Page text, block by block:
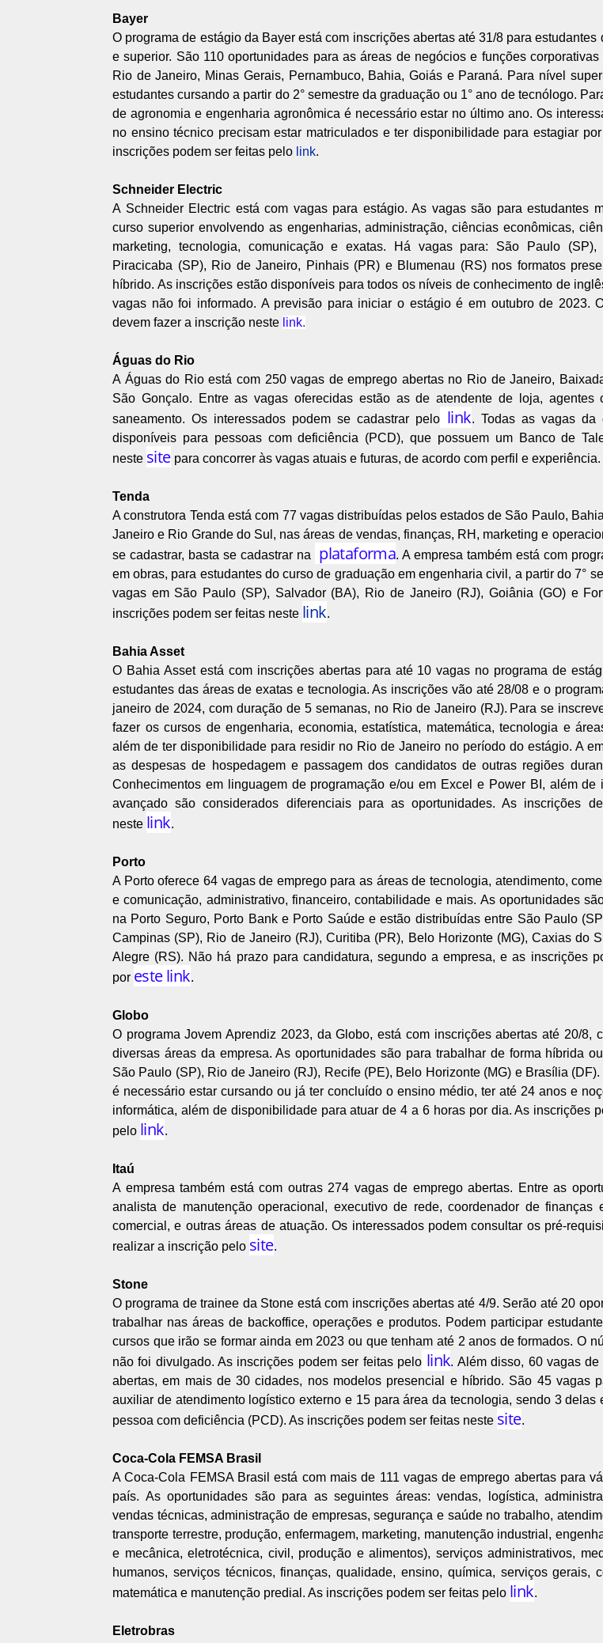
Bayer
O programa de estágio da Bayer está com inscrições abertas até 31/8 para estudantes
e superior. São 110 oportunidades para as áreas de negócios e funções
Rio de Janeiro, Minas Gerais, Pernambuco, Bahia, Goiás e Paraná. Para nível
estudantes cursando a partir do 2° semestre da graduação ou 1° ano de tecnólogo.
de agronomia e engenharia agronômica é necessário estar no último ano. Os
no ensino técnico precisam estar matriculados e ter disponibilidade para estagiar
inscrições podem ser feitas pelo link.
Schneider Electric
A Schneider Electric está com vagas para estágio. As vagas são para estudantes
curso superior envolvendo as engenharias, administração, ciências econômicas,
marketing, tecnologia, comunicação e exatas. Há vagas para: São Paulo (SP),
Piracicaba (SP), Rio de Janeiro, Pinhais (PR) e Blumenau (RS) nos formatos
híbrido. As inscrições estão disponíveis para todos os níveis de conhecimento de
vagas não foi informado. A previsão para iniciar o estágio é em outubro de 2023.
devem fazer a inscrição neste link.
Águas do Rio
A Águas do Rio está com 250 vagas de emprego abertas no Rio de Janeiro,
São Gonçalo. Entre as vagas oferecidas estão as de atendente de loja, agentes
saneamento. Os interessados podem se cadastrar pelo link. Todas as vagas da
disponíveis para pessoas com deficiência (PCD), que possuem um Banco de
neste sitepara concorrer às vagas atuais e futuras, de acordo com perfil e experiência.
Tenda
A construtora Tenda está com 77 vagas distribuídas pelos estados de São Paulo,
Janeiro e Rio Grande do Sul, nas áreas de vendas, finanças, RH, marketing e
se cadastrar, basta se cadastrar na
plataforma. A empresa também está com
em obras, para estudantes do curso de graduação em engenharia civil, a partir do 7°
vagas em São Paulo (SP), Salvador (BA), Rio de Janeiro (RJ), Goiânia (GO) e
inscrições podem ser feitas neste link.
Bahia Asset
O Bahia Asset está com inscrições abertas para até 10 vagas no programa de
estudantes das áreas de exatas e tecnologia. As inscrições vão até 28/08 e o
janeiro de 2024, com duração de 5 semanas, no Rio de Janeiro (RJ). Para se
fazer os cursos de engenharia, economia, estatística, matemática, tecnologia e
além de ter disponibilidade para residir no Rio de Janeiro no período do estágio. A
as despesas de hospedagem e passagem dos candidatos de outras regiões
Conhecimentos em linguagem de programação e/ou em Excel e Power BI, além de
avançado são considerados diferenciais para as oportunidades. As inscrições
neste link.
Porto
A Porto oferece 64 vagas de emprego para as áreas de tecnologia, atendimento,
e comunicação, administrativo, financeiro, contabilidade e mais. As oportunidades
na Porto Seguro, Porto Bank e Porto Saúde e estão distribuídas entre São Paulo
Campinas (SP), Rio de Janeiro (RJ), Curitiba (PR), Belo Horizonte (MG), Caxias do
Alegre (RS). Não há prazo para candidatura, segundo a empresa, e as inscrições
por este link.
Globo
O programa Jovem Aprendiz 2023, da Globo, está com inscrições abertas até 20/8,
diversas áreas da empresa. As oportunidades são para trabalhar de forma híbrida
São Paulo (SP), Rio de Janeiro (RJ), Recife (PE), Belo Horizonte (MG) e Brasília (DF).
é necessário estar cursando ou já ter concluído o ensino médio, ter até 24 anos e
informática, além de disponibilidade para atuar de 4 a 6 horas por dia. As inscrições
pelo link.
Itaú
A empresa também está com outras 274 vagas de emprego abertas. Entre as
analista de manutenção operacional, executivo de rede, coordenador de finanças
comercial, e outras áreas de atuação. Os interessados podem consultar os pré-
realizar a inscrição pelo site.
Stone
O programa de trainee da Stone está com inscrições abertas até 4/9. Serão até 20
trabalhar nas áreas de backoffice, operações e produtos. Podem participar
cursos que irão se formar ainda em 2023 ou que tenham até 2 anos de formados. O
não foi divulgado. As inscrições podem ser feitas pelo link. Além disso, 60 vagas de
abertas, em mais de 30 cidades, nos modelos presencial e híbrido. São 45 vagas
auxiliar de atendimento logístico externo e 15 para área da tecnologia, sendo 3 delas
pessoa com deficiência (PCD). As inscrições podem ser feitas neste site.
Coca-Cola FEMSA Brasil
A Coca-Cola FEMSA Brasil está com mais de 111 vagas de emprego abertas para
país. As oportunidades são para as seguintes áreas: vendas, logística,
vendas técnicas, administração de empresas, segurança e saúde no trabalho,
transporte terrestre, produção, enfermagem, marketing, manutenção industrial,
e mecânica, eletrotécnica, civil, produção e alimentos), serviços administrativos,
humanos, serviços técnicos, finanças, qualidade, ensino, química, serviços gerais,
matemática e manutenção predial. As inscrições podem ser feitas pelo link.
Eletrobras